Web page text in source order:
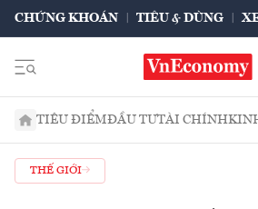
CHỨNG KHOÁN TIÊU & DÙNG
TIÊU ĐIỂMĐẦU TƯTÀI CHÍNH
THẾ GIỚI